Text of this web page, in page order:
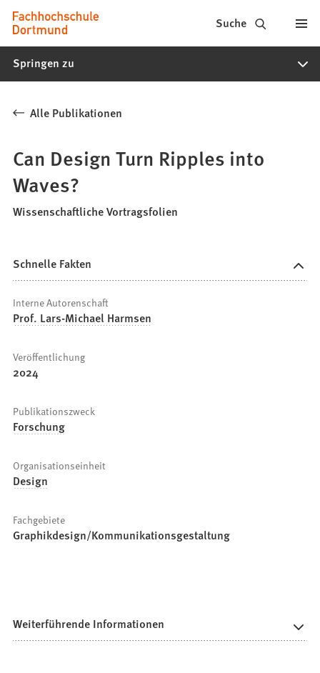
Inhalt anspringen
Fachhochschule
Dortmund
-
Studiengänge,
Bewerbung
Suche
Springen zu
Alle Publikationen
Can Design Turn Ripples into
Waves?
Wissenschaftliche Vortragsfolien
Schnelle Fakten
Interne Autorenschaft
Prof. Lars-Michael Harmsen
Veröffentlichung
2024
Publikationszweck
Forschung
Organisationseinheit
Design
Fachgebiete
Graphikdesign/Kommunikationsgestaltung
Weiterführende Informationen